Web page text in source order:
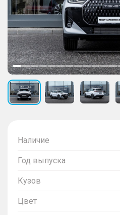
Наличие
Год выпуска
Кузов
Цвет